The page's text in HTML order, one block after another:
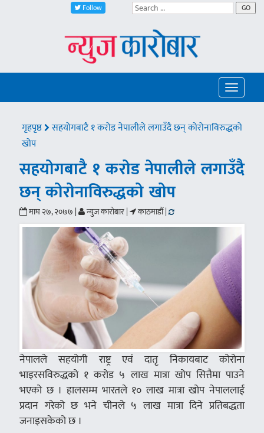
Follow GO
Toggle
गृहपृष्ठ
सहयोगबाटै १ करोड नेपालीले लगाउँदै छन् कोरोनाविरुद्धको
खोप
सहयोगबाटै १ करोड नेपालीले लगाउँदै
छन् कोरोनाविरुद्धको खोप
माघ २७, २०७७ | न्युज कारोबार | काठमाडौं |
नेपालले सहयोगी राष्ट्र एवं दातृ निकायबाट कोरोना
भाइरसविरुद्धको १ करोड ५ लाख मात्रा खोप सित्तैमा पाउने
भएको छ । हालसम्म भारतले १० लाख मात्रा खोप नेपाललाई
प्रदान गरेको छ भने चीनले ५ लाख मात्रा दिने प्रतिबद्धता
जनाइसकेको छ ।